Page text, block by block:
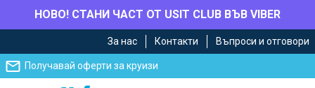
НОВО! СТАНИ ЧАСТ ОТ USIT CLUB ВЪВ VIBER
главното
съдържание
Навигацията
За нас Контакти Въпроси и отговори
Получавай оферти за круизи